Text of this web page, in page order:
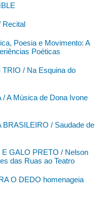
Poesia e Movimento: A
Poéticas
/ Na Esquina do
A Música de Dona Ivone
/ Saudade de
GALO PRETO / Nelson
das Ruas ao Teatro
O DEDO homenageia